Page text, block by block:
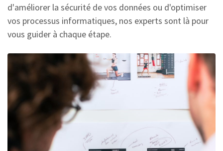
d'améliorer la sécurité de vos données ou d'optimiser
vos processus informatiques, nos experts sont là pour
vous guider à chaque étape.